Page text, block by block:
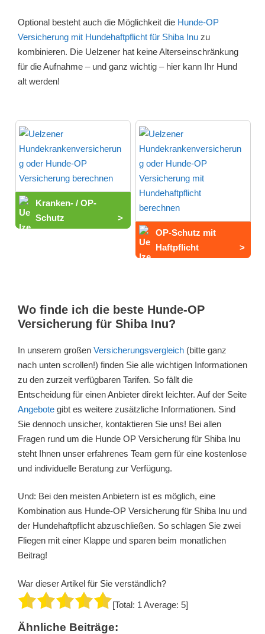
Optional besteht auch die Möglichkeit die Hunde-OP
Versicherung mit Hundehaftpflicht für Shiba Inu zu
kombinieren. Die Uelzener hat keine Alterseinschränkung
für die Aufnahme – und ganz wichtig – hier kann Ihr Hund
alt werden!
Kranken- / OP-
Schutz
>
OP-Schutz mit
Haftpflicht
>
Wo finde ich die beste Hunde-OP
Versicherung für Shiba Inu?
In unserem großen Versicherungsvergleich (bitte ganz
nach unten scrollen!) finden Sie alle wichtigen Informationen
zu den zurzeit verfügbaren Tarifen. So fällt die
Entscheidung für einen Anbieter direkt leichter. Auf der Seite
Angebote gibt es weitere zusätzliche Informationen. Sind
Sie dennoch unsicher, kontaktieren Sie uns! Bei allen
Fragen rund um die Hunde OP Versicherung für Shiba Inu
steht Ihnen unser erfahrenes Team gern für eine kostenlose
und individuelle Beratung zur Verfügung.
Und: Bei den meisten Anbietern ist es möglich, eine
Kombination aus Hunde-OP Versicherung für Shiba Inu und
der Hundehaftpflicht abzuschließen. So schlagen Sie zwei
Fliegen mit einer Klappe und sparen beim monatlichen
Beitrag!
War dieser Artikel für Sie verständlich?
[Total: 1 Average: 5]
Ähnliche Beiträge: